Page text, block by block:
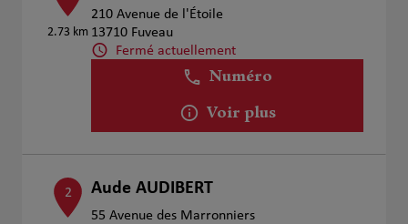
2.73 km
210 Avenue de l'Étoile
13710 Fuveau
Fermé actuellement
Numéro
Voir plus
2 Aude AUDIBERT
55 Avenue des Marronniers